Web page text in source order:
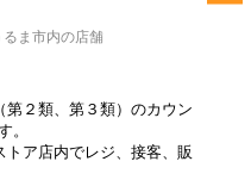
ま市内の店舗
２類、第３類）のカウン
。
ア店内でレジ、接客、販